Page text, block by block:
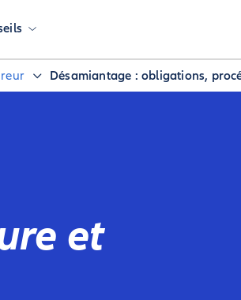
Désamiantage : obligations,
et